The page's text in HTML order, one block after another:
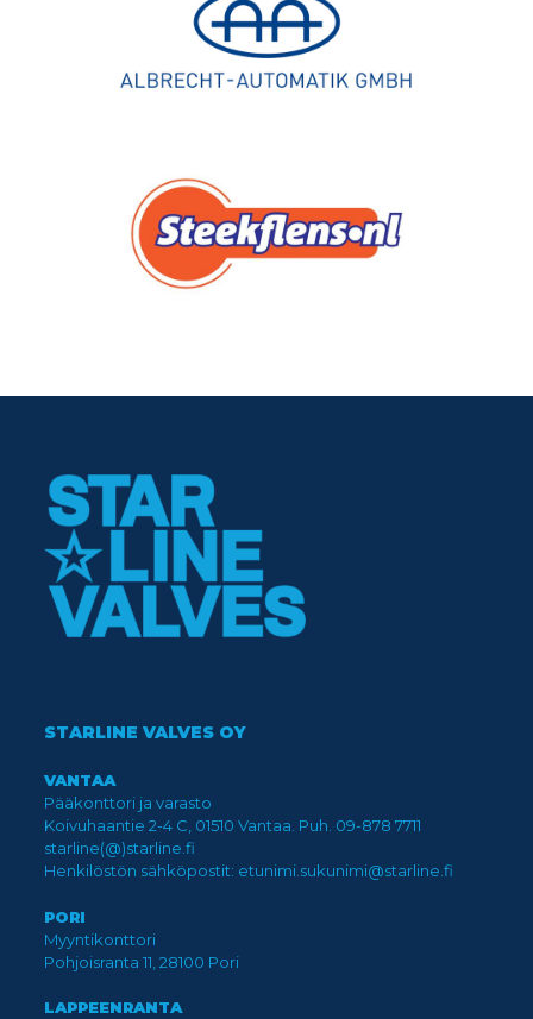
STARLINE VALVES OY
VANTAA
Pääkonttori ja varasto
Koivuhaantie 2-4 C, 01510 Vantaa. Puh. 09-878 7711
starline(@)starline.fi
Henkilöstön sähköpostit: etunimi.sukunimi@starline.fi
PORI
Myyntikonttori
Pohjoisranta 11, 28100 Pori
LAPPEENRANTA